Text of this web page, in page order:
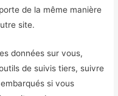
de la même manière
site.
données sur vous,
de suivis tiers, suivre
si vous